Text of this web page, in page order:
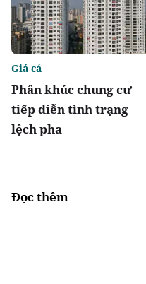
Phân khúc chung cư
tiếp diễn tình trạng
lệch pha
Giá cả
Đọc thêm